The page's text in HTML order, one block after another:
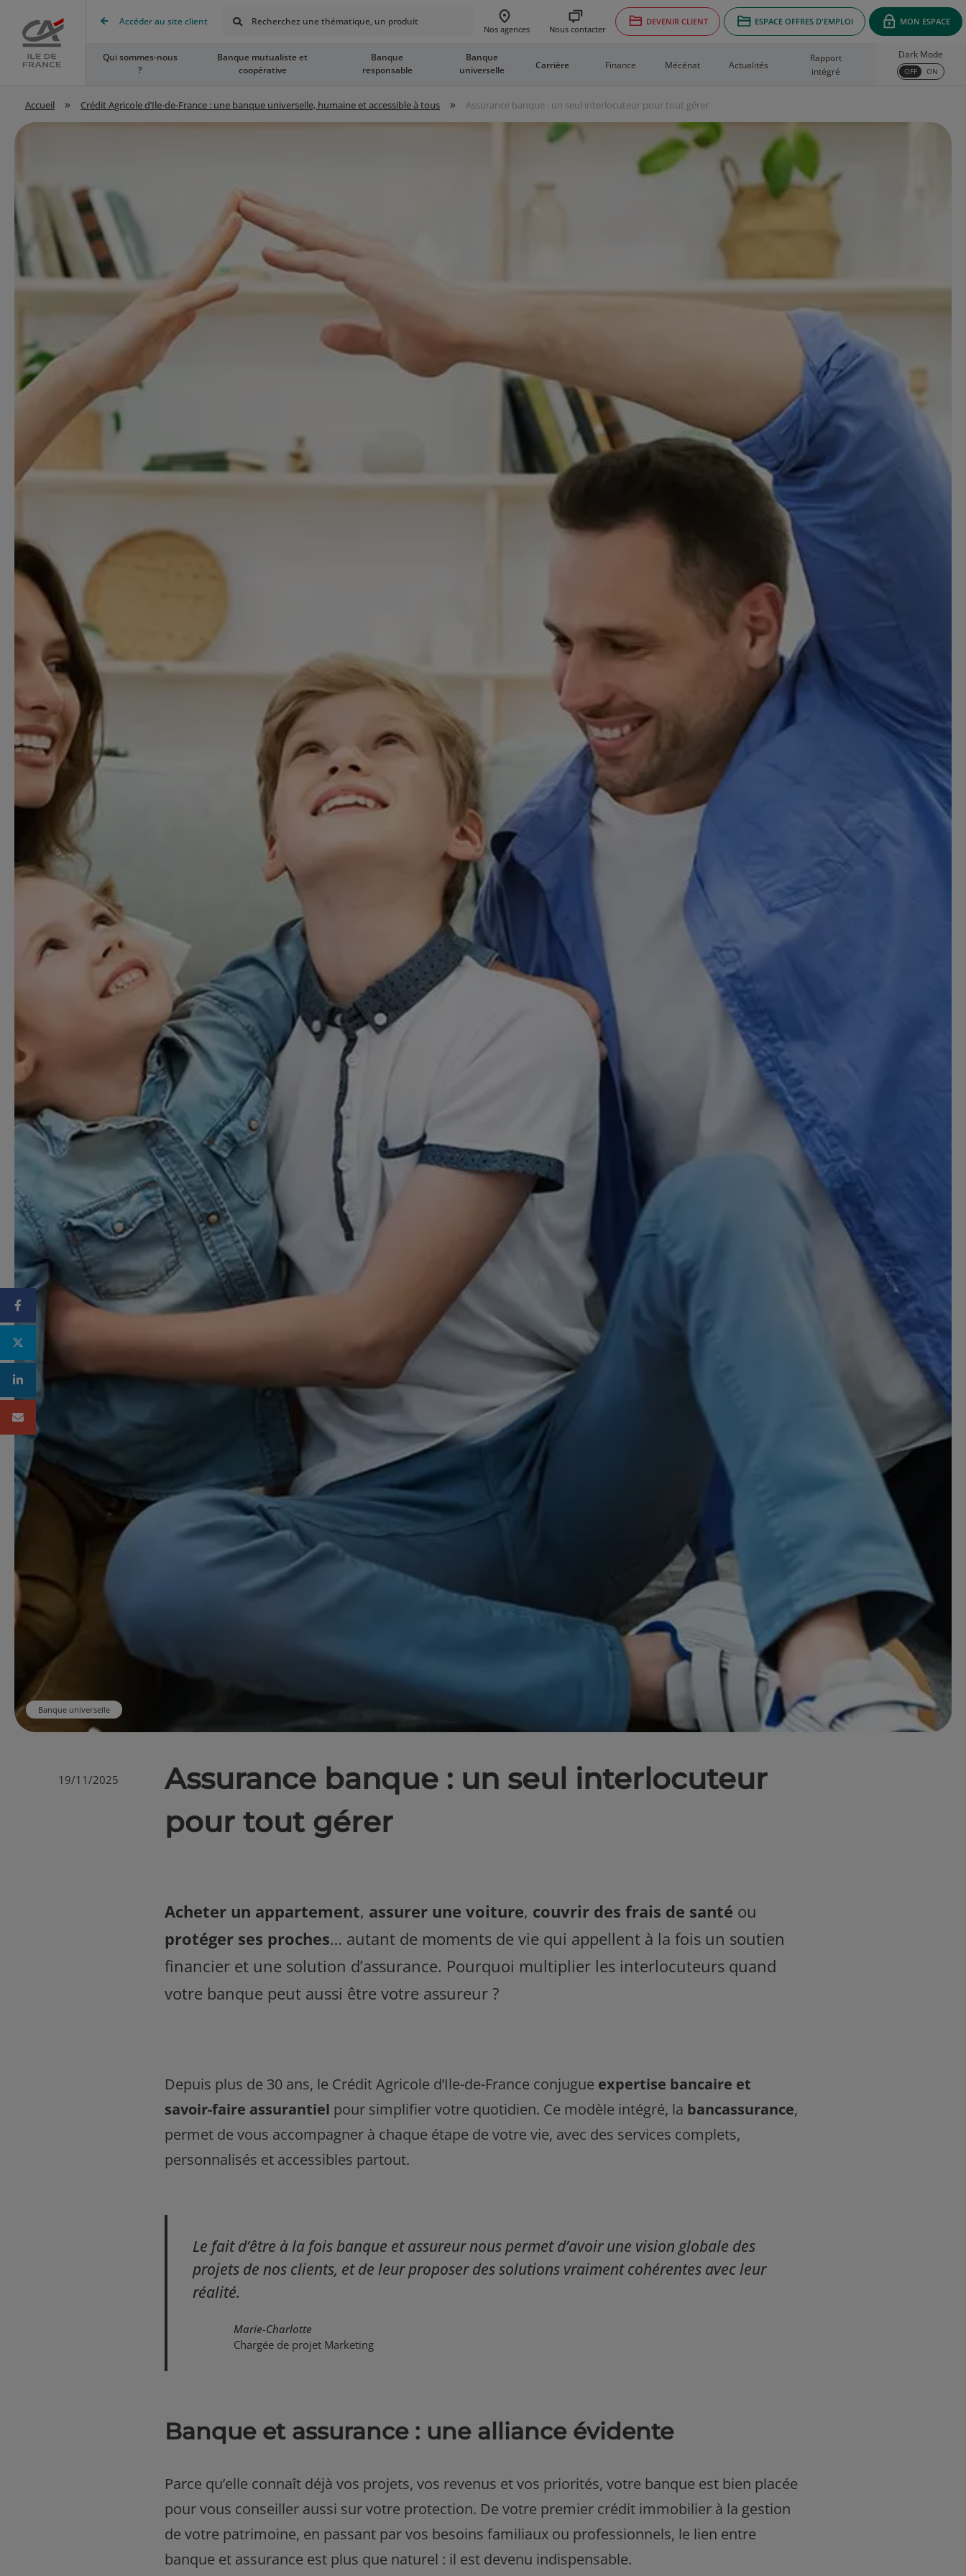
Accueil
Accéder au site client
Recherchez une thématique, un produit
Rechercher
Nos agences Nous contacter
DEVENIR CLIENT ESPACE OFFRES D'EMPLOI MON ESPACE
Qui sommes-nous
?
Banque mutualiste et
coopérative
Banque
responsable
Banque
universelle
Carrière Finance Mécénat Actualités
Rapport
intégré
Dark Mode
OFF ON
Accueil » Crédit Agricole d’Ile-de-France : une banque universelle, humaine et accessible à tous » Assurance banque : un seul interlocuteur pour tout gérer
Banque universelle
19/11/2025
Assurance banque : un seul interlocuteur
pour tout gérer
Acheter un appartement, assurer une voiture, couvrir des frais de santé ou
protéger ses proches… autant de moments de vie qui appellent à la fois un soutien
financier et une solution d’assurance. Pourquoi multiplier les interlocuteurs quand
votre banque peut aussi être votre assureur ?
Depuis plus de 30 ans, le Crédit Agricole d’Ile-de-France conjugue expertise bancaire et
savoir-faire assurantiel pour simplifier votre quotidien. Ce modèle intégré, la bancassurance,
permet de vous accompagner à chaque étape de votre vie, avec des services complets,
personnalisés et accessibles partout.
Le fait d’être à la fois banque et assureur nous permet d’avoir une vision globale des
projets de nos clients, et de leur proposer des solutions vraiment cohérentes avec leur
réalité.
Marie-Charlotte
Chargée de projet Marketing
Banque et assurance : une alliance évidente
Parce qu’elle connaît déjà vos projets, vos revenus et vos priorités, votre banque est bien placée
pour vous conseiller aussi sur votre protection. De votre premier crédit immobilier à la gestion
de votre patrimoine, en passant par vos besoins familiaux ou professionnels, le lien entre
banque et assurance est plus que naturel : il est devenu indispensable.
Facebook
Twitter
Linkedin
Mail